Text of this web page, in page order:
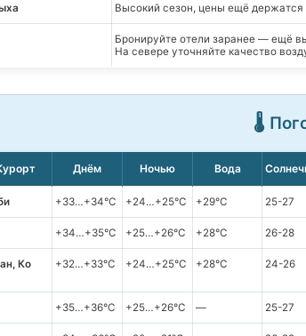
Высокий сезон, цены ещё держатся
Бронируйте отели заранее — ещё
На севере уточняйте качество
🌡️
Днём Ночью Вода
+33…+34°C +24…+25°C +29°C 25-27
+34…+35°C +25…+26°C +28°C 26-28
Ко
+32…+33°C +24…+25°C +28°C 24-26
+35…+36°C +25…+26°C — 25-27